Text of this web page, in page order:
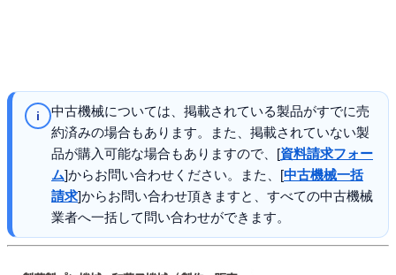
i
中古機械については、掲載されている製品がすでに売
約済みの場合もあります。また、掲載されていない製
品が購入可能な場合もありますので、[資料請求フォー
ム]からお問い合わせください。また、[中古機械一括
請求]からお問い合わせ頂きますと、すべての中古機械
業者へ一括して問い合わせができます。